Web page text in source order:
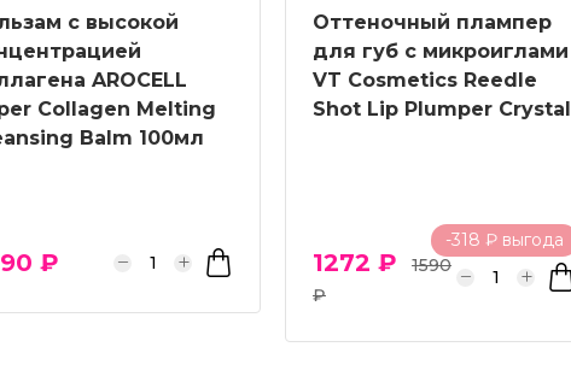
с высокой
AROCELL
Collagen Melting
Balm 100мл
₽
Оттеночный плампер
для губ с микроиглами
VT Cosmetics Reedle
Shot Lip Plumper Crystal
-318 ₽ выгода
1272 ₽
1590
₽